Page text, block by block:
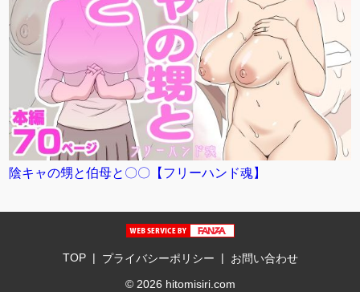
陰キャの甥と伯母と〇〇【フリーハンド魂】
TOP | プライバシーポリシー | お問い合わせ
© 2026 hitomisiri.com